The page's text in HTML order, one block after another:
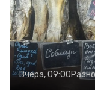
Вчера, 09:00